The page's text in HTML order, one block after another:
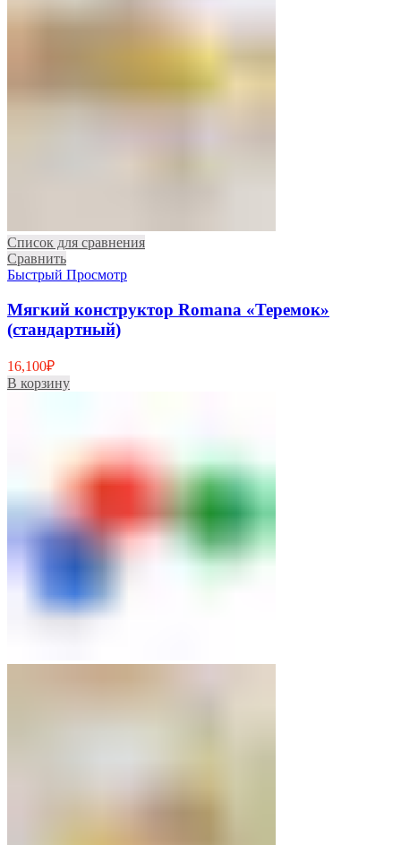
Список для сравнения
Сравнить
Быстрый Просмотр
Мягкий конструктор Romana «Теремок»
(стандартный)
16,100₽
В корзину